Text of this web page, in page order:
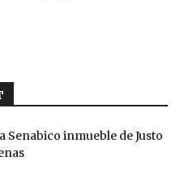
Senabico inmueble de Justo